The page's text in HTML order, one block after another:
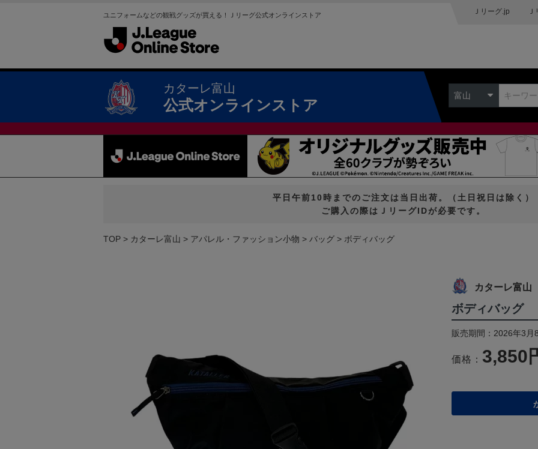
ユニフォームなどの観戦グッズが買える！Ｊリーグ公式オンラインストア Ｊリーグ.jp
カターレ富山
公式オンラインストア
富山
平日午前10時までのご注文は当日出荷。（土日祝日は除く）
ご購入の際はＪリーグIDが必要です。
TOP カターレ富山 アパレル・ファッション小物 バッグ ボディバッグ
カターレ富山
ボディバッグ
販売期間：2026年3
価格： 3,850